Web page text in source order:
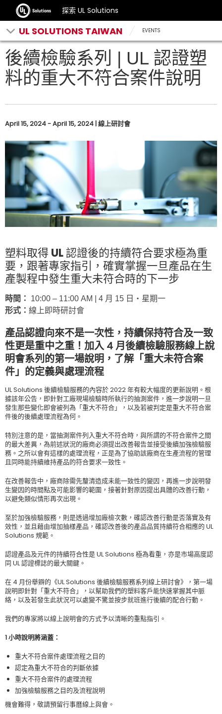
探索 UL Solutions
UL SOLUTIONS TAIWAN EVENTS
後續檢驗系列 | UL 認證塑
料的重大不符合案件說明
April 15, 2024 - April 15, 2024 | 線上研討會
塑料取得 UL 認證後的持續符合要求極為重
要，跟著專家指引，確實掌握一旦產品在生
產製程中發生重大未符合時的下一步
時間：
10:00 – 11:00 AM | 4 月 15 日‧星期一
形式： 線上即時研討會
產品認證向來不是一次性，持續保持符合及一致
性更是重中之重！加入 4 月後續檢驗服務線上說
明會系列的第一場說明，了解「重大未符合案
件」的定義與處理流程
UL Solutions 後續檢驗服務的內容於 2022 年有較大幅度的更新說明。根
據該年公告，即針對工廠現場檢驗時所執行的抽測案件，進一步說明一旦
發生那些變化即會被列為「重大不符合」，以及若被判定是重大不符合案
件後的後續處理流程為何。
特別注意的是，當抽測案件列入重大不符合時，與所謂的不符合案件之間
的最大差異，為前述狀況的廠商必須提出改善報告並接受後續加強檢驗服
務。之所以會有這樣的處理流程，正是為了協助該廠商在生產流程的管理
且同時能持續維持產品的符合要求一致性。
在改善報告中，廠商除需先釐清造成未能一致性的變因，再進一步說明發
生變因的時間點及可能影響的範圍，接著針對原因提出具體的改善行動，
以避免類似情形再次出現。
至於加強檢驗服務，則是透過增加廠檢次數，確認改善行動是否落實及有
效性，並且藉由增加抽樣產品，確認改善後的產品品質持續符合相應的 UL
Solutions 規範。
認證產品及元件的持續符合性是 UL Solutions 極為看重，亦是市場高度認
同 UL 認證標誌的最大關鍵。
在 4 月份舉辧的《UL Solutions 後續檢驗服務系列線上研討會》，第一場
說明即針對「重大不符合」，以幫助我們的塑料客戶能快速掌握其中脈
絡，以及若發生此狀況可以處變不驚並按步就班進行後續的配合行動。
我們的專家將以線上說明會的方式予以清晰的重點指引。
1 小時說明將涵蓋：
重大不符合案件處理流程之目的
認定為重大不符合的判斷依據
重大不符合案件的處理流程
加強檢驗服務之目的及流程說明
機會難得，敬請預留行事曆線上與會。